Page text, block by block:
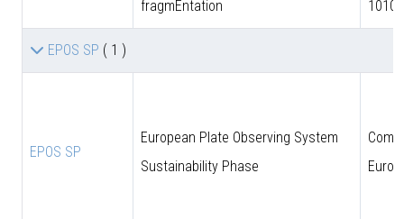
fragmEntation
EPOS SP ( 1 )
EPOS SP
European Plate Observing System
Sustainability Phase